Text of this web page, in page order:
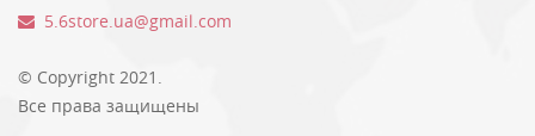
5.6store.ua@gmail.com
© Copyright 2021.
Все права защищены